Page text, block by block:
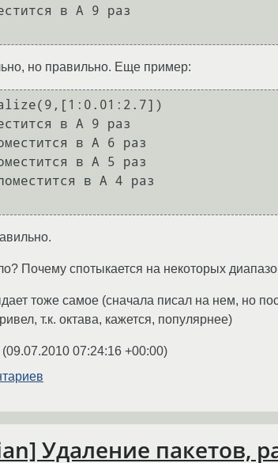
в А 9 раз
но правильно. Еще пример:
в А 9 раз
в А 6 раз
в А 5 раз
в А 4 раз
Почему спотыкается на некоторых
тоже самое (сначала писал на нем, но
т.к. октава, кажется, популярнее)
(09.07.2010 07:24:16 +00:00)
Удаление пакетов,